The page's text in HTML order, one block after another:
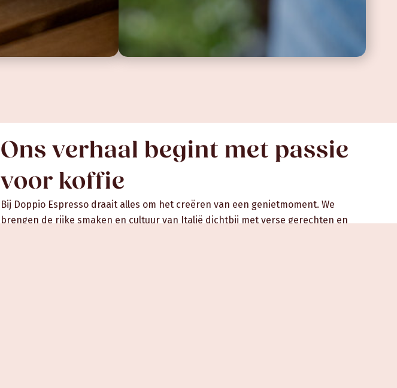
Ons verhaal begint met passie
voor koffie​
Bij Doppio Espresso draait alles om het creëren van een genietmoment. We
brengen de rijke smaken en cultuur van Italië dichtbij met verse gerechten en